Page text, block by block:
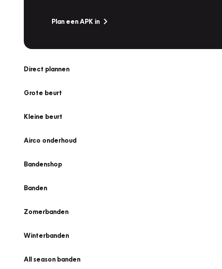
Plan een APK in
Direct plannen
Grote beurt
Kleine beurt
Airco onderhoud
Bandenshop
Banden
Zomerbanden
Winterbanden
All season banden